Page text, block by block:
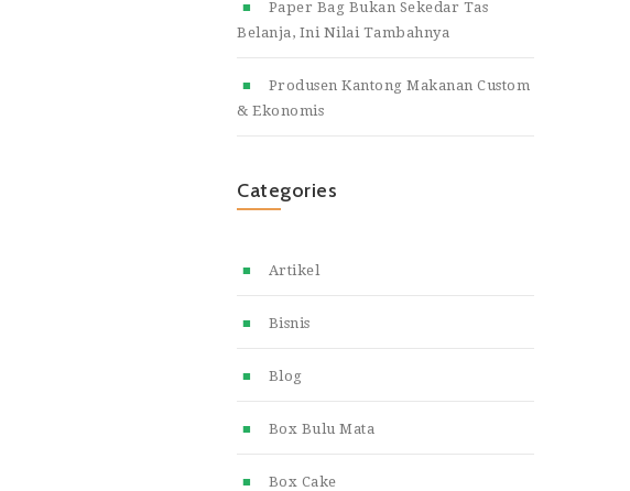
Paper Bag Bukan Sekedar Tas
Belanja, Ini Nilai Tambahnya
Produsen Kantong Makanan Custom
& Ekonomis
Categories
Artikel
Bisnis
Blog
Box Bulu Mata
Box Cake